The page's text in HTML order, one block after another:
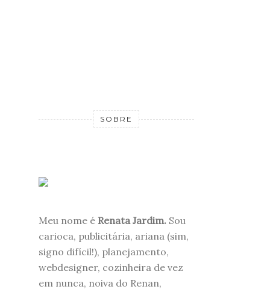
SOBRE
Meu nome é Renata Jardim. Sou
carioca, publicitária, ariana (sim,
signo difícil!), planejamento,
webdesigner, cozinheira de vez
em nunca, noiva do Renan,